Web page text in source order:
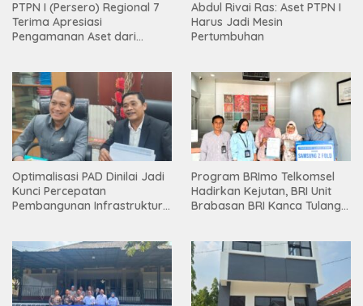
PTPN I (Persero) Regional 7
Terima Apresiasi
Pengamanan Aset dari
Abdul Rivai Ras: Aset PTPN I
Harus Jadi Mesin
Pertumbuhan
Optimalisasi PAD Dinilai Jadi
Kunci Percepatan
Pembangunan Infrastruktur
Program BRImo Telkomsel
Hadirkan Kejutan, BRI Unit
Brabasan BRI Kanca Tulang
Mesuji